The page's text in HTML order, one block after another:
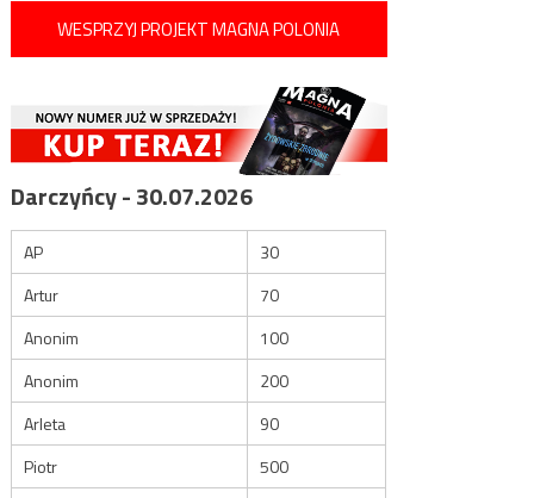
WESPRZYJ PROJEKT MAGNA POLONIA
Darczyńcy - 30.07.2026
AP
30
Artur
70
Anonim
100
Anonim
200
Arleta
90
Piotr
500